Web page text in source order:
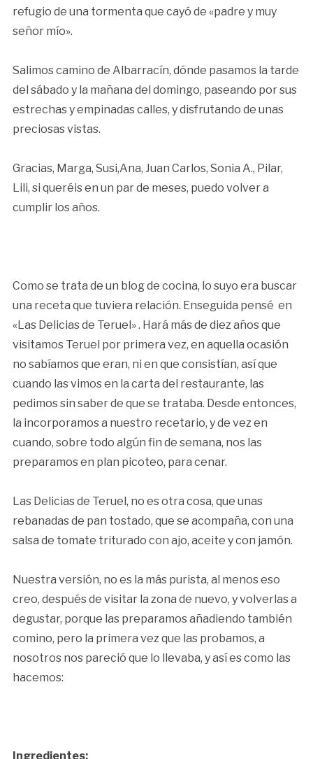
refugio de una tormenta que cayó de «padre y muy
señor mío».
Salimos camino de Albarracín, dónde pasamos la tarde
del sábado y la mañana del domingo, paseando por sus
estrechas y empinadas calles, y disfrutando de unas
preciosas vistas.
Gracias, Marga, Susi,Ana, Juan Carlos, Sonia A., Pilar,
Lili, si queréis en un par de meses, puedo volver a
cumplir los años.
Como se trata de un blog de cocina, lo suyo era buscar
una receta que tuviera relación. Enseguida pensé en
«Las Delicias de Teruel» . Hará más de diez años que
visitamos Teruel por primera vez, en aquella ocasión
no sabíamos que eran, ni en que consistían, así que
cuando las vimos en la carta del restaurante, las
pedimos sin saber de que se trataba. Desde entonces,
la incorporamos a nuestro recetario, y de vez en
cuando, sobre todo algún fin de semana, nos las
preparamos en plan picoteo, para cenar.
Las Delicias de Teruel, no es otra cosa, que unas
rebanadas de pan tostado, que se acompaña, con una
salsa de tomate triturado con ajo, aceite y con jamón.
Nuestra versión, no es la más purista, al menos eso
creo, después de visitar la zona de nuevo, y volverlas a
degustar, porque las preparamos añadiendo también
comino, pero la primera vez que las probamos, a
nosotros nos pareció que lo llevaba, y así es como las
hacemos:
Ingredientes: